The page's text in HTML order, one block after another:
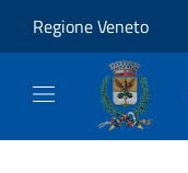
Regione Veneto